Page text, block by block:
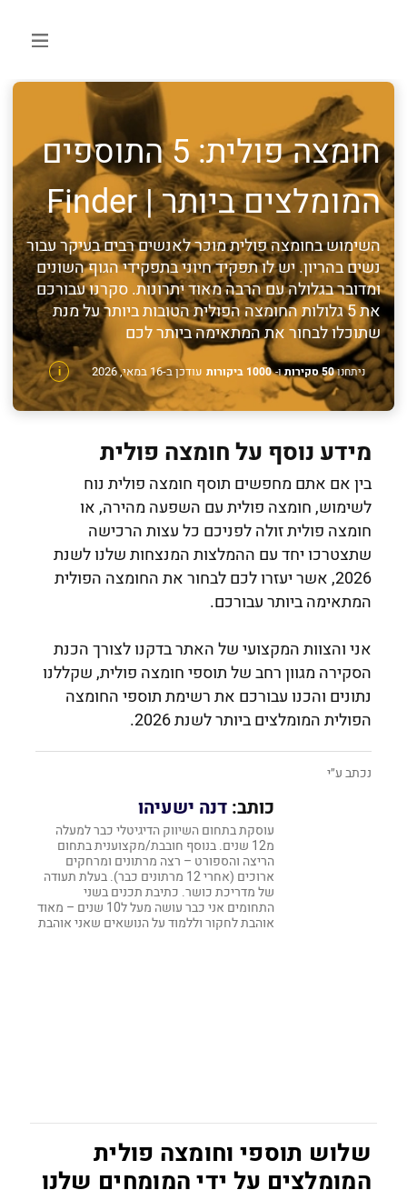
חומצה פולית: 5 התוספים
המומלצים ביותר | Finder
השימוש בחומצה פולית מוכר לאנשים רבים בעיקר עבור
נשים בהריון. יש לו תפקיד חיוני בתפקידי הגוף השונים
ומדובר בגלולה עם הרבה מאוד יתרונות. סקרנו עבורכם
את 5 גלולות החומצה הפולית הטובות ביותר על מנת
שתוכלו לבחור את המתאימה ביותר לכם
ניתחנו50 סקירות ו- 1000 ביקורות i עודכן ב-16 במאי, 2026
מידע נוסף על חומצה פולית
בין אם אתם מחפשים תוסף חומצה פולית נוח
לשימוש, חומצה פולית עם השפעה מהירה, או
חומצה פולית זולה לפניכם כל עצות הרכישה
שתצטרכו יחד עם ההמלצות המנצחות שלנו לשנת
2026, אשר יעזרו לכם לבחור את החומצה הפולית
המתאימה ביותר עבורכם.
אני והצוות המקצועי של האתר בדקנו לצורך הכנת
הסקירה מגוון רחב של תוספי חומצה פולית, שקללנו
נתונים והכנו עבורכם את רשימת תוספי החומצה
הפולית המומלצים ביותר לשנת 2026.
נכתב ע״י
כותב: דנה ישעיהו
עוסקת בתחום השיווק הדיגיטלי כבר למעלה
מ12 שנים. בנוסף חובבת/מקצוענית בתחום
הריצה והספורט – רצה מרתונים ומרחקים
ארוכים (אחרי 12 מרתונים כבר). בעלת תעודה
של מדריכת כושר. כתיבת תכנים בשני
התחומים אני כבר עושה מעל ל10 שנים – מאוד
אוהבת לחקור וללמוד על הנושאים שאני אוהבת
שלוש תוספי וחומצה פולית
המומלצים על ידי המומחים שלנו